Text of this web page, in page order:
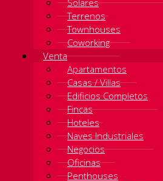
Terrenos
Townhouses
Coworking
Venta
Apartamentos
Casas / Villas
Edificios Completos
Fincas
Hoteles
Naves Industriales
Negocios
Oficinas
Penthouses